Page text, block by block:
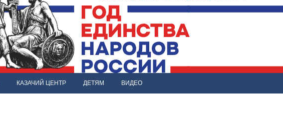
КАЗАЧИЙ ЦЕНТР ДЕТЯМ ВИДЕО